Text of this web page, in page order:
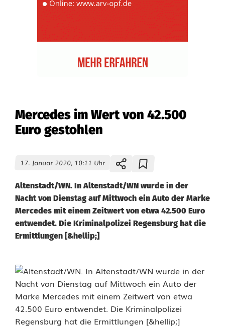
Mercedes im Wert von 42.500
Euro gestohlen
17. Januar 2020, 10:11 Uhr
Altenstadt/WN. In Altenstadt/WN wurde in der
Nacht von Dienstag auf Mittwoch ein Auto der Marke
Mercedes mit einem Zeitwert von etwa 42.500 Euro
entwendet. Die Kriminalpolizei Regensburg hat die
Ermittlungen [&hellip;]